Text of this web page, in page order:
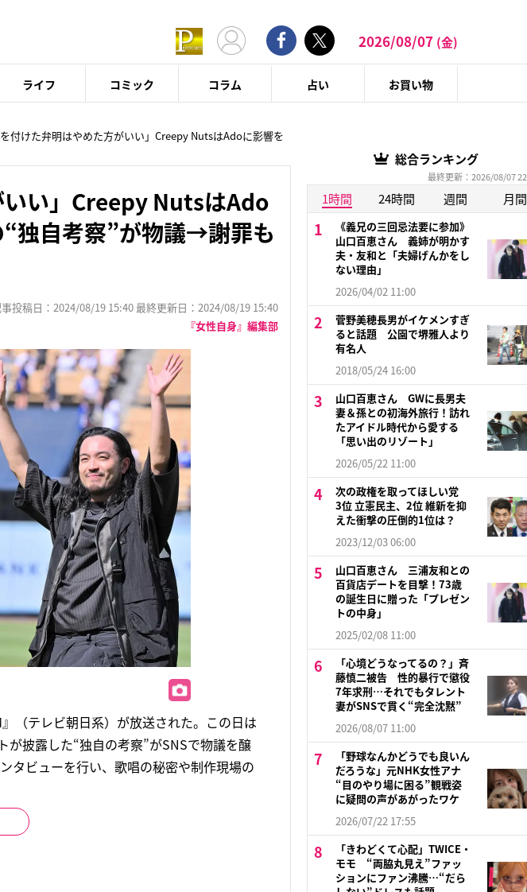
2026/08/07 (金)
ライフ コミック コラム 占い お買い物
付けた弁明はやめた方がいい」Creepy NutsはAdoに影響を
いい」Creepy NutsはAdo
独自考察”が物議→謝罪も
投稿日：2024/08/19 15:40 最終更新日：2024/08/19 15:40
『女性自身』編集部
（テレビ朝日系）が放送された。この日は
披露した“独自の考察”がSNSで物議を醸
タビューを行い、歌唱の秘密や制作現場の
総合ランキング
最終更新：2026/08/07
1時間 24時間 週間 月間
《義兄の三回忌法要に参加》
山口百恵さん 義姉が明かす
夫・友和と「夫婦げんかをし
ない理由」
2026/04/02 11:00
菅野美穂長男がイケメンすぎ
ると話題 公園で堺雅人より
有名人
2018/05/24 16:00
山口百恵さん GWに長男夫
妻＆孫との初海外旅行！訪れ
たアイドル時代から愛する
「思い出のリゾート」
2026/05/22 11:00
次の政権を取ってほしい党
3位 立憲民主、2位 維新を抑
えた衝撃の圧倒的1位は？
2023/12/03 06:00
山口百恵さん 三浦友和との
百貨店デートを目撃！73歳
の誕生日に贈った「プレゼン
トの中身」
2025/02/08 11:00
「心境どうなってるの？」斉
藤慎二被告 性的暴行で懲役
7年求刑…それでもタレント
妻がSNSで貫く“完全沈黙”
2026/08/07 11:00
「野球なんかどうでも良いん
だろうな」元NHK女性アナ
“目のやり場に困る”観戦姿
に疑問の声があがったワケ
2026/07/22 17:55
「きわどくて心配」TWICE・
モモ “両脇丸見え”ファッ
ションにファン沸騰…“だら